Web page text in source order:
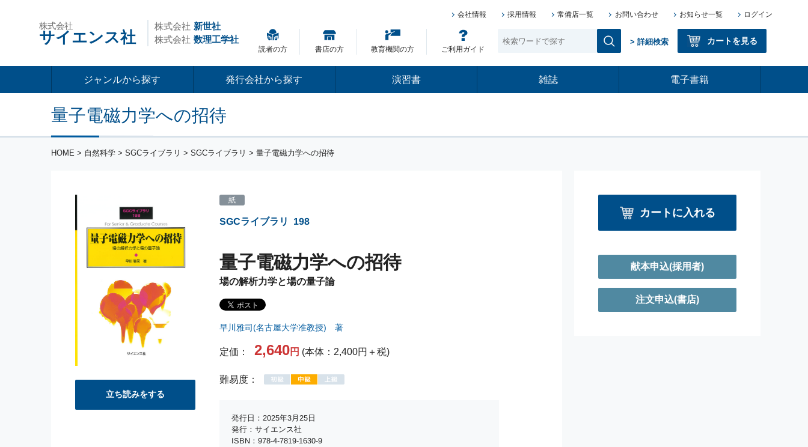
株式会社
サイエンス社
株式会社 新世社
株式会社 数理工学社
会社情報 採用情報 常備店一覧 お問い合わせ お知らせ一覧 ログイン
読者の方 書店の方 教育機関の方 ご利用ガイド
> 詳細検索 カートを見る
ジャンルから探す 発行会社から探す 演習書 雑誌 電子書籍
量子電磁力学への招待
HOME > 自然科学 > SGCライブラリ > SGCライブラリ > 量子電磁力学への招待
立ち読みをする
紙
SGCライブラリ 198
量子電磁力学への招待
場の解析力学と場の量子論
早川雅司(名古屋大学准教授) 著
定価： 2,640円 (本体：2,400円＋税)
難易度：
発行日：2025年3月25日
発行：サイエンス社
ISBN：978-4-7819-1630-9
カートに入れる
献本申込(採用者)
注文申込(書店)